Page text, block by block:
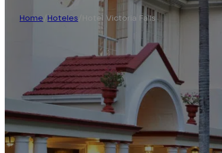
Home / Hoteles Hotel Victoria Falls